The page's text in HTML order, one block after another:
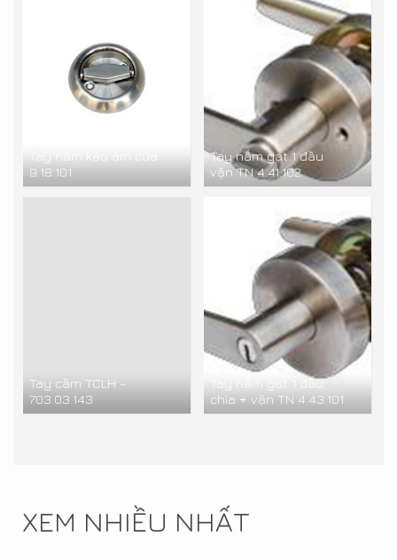
Tay nắm kéo âm cửa
9.18.101
Tay nắm gạt 1 đầu
vặn TN 4.41.102
Tay cầm TCLH -
703.03.143
Tay nắm gạt 1 đầu
chìa + vặn TN 4.43.101
XEM NHIỀU NHẤT